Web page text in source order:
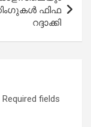
ഫിഫ
റദ്ദാക്കി
Required fields